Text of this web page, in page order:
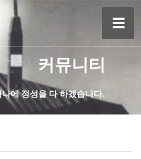
커뮤니티
나에 정성을 다 하겠습니다.